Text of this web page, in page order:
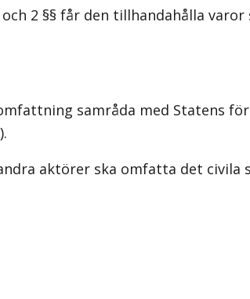
2 §§ får den tillhandahålla
samråda med Statens
aktörer ska omfatta det civila